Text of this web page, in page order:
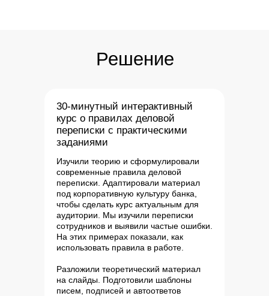
Изучили теорию и сформулировали
современные правила деловой
переписки. Адаптировали материал
под корпоративную культуру банка,
чтобы сделать курс актуальным для
аудитории. Мы изучили переписки
сотрудников и выявили частые ошибки.
На этих примерах показали, как
использовать правила в работе.
Разложили теоретический материал
на слайды. Подготовили шаблоны
писем, подписей и автоответов
30-минутный интерактивный
курс о правилах деловой
переписки с практическими
заданиями